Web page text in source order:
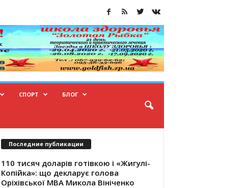
СПОРТ БЛОГ
Последние публикации
110 тисяч доларів готівкою і «Жигулі-
Копійка»: що декларує голова
Оріхівської МВА Микола Вініченко